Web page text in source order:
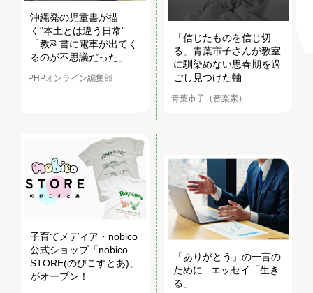
沖縄発の児童書が描
く“本土とは違う日常”
「教科書に電車が出てく
るのが不思議だった」
PHPオンライン編集部
「信じたものを信じ切
る」青葉市子さんが教室
に馴染めない思春期を過
ごし見つけた軸
青葉市子（音楽家）
子育てメディア・nobico
公式ショップ「nobico
STORE(のびこすとあ)」
がオープン！
「ありがとう」の一言の
ために...エッセイ「生き
る」